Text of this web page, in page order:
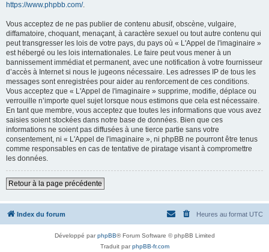
https://www.phpbb.com/.
Vous acceptez de ne pas publier de contenu abusif, obscène, vulgaire,
diffamatoire, choquant, menaçant, à caractère sexuel ou tout autre contenu qui
peut transgresser les lois de votre pays, du pays où « L'Appel de l'imaginaire »
est hébergé ou les lois internationales. Le faire peut vous mener à un
bannissement immédiat et permanent, avec une notification à votre fournisseur
d’accès à Internet si nous le jugeons nécessaire. Les adresses IP de tous les
messages sont enregistrées pour aider au renforcement de ces conditions.
Vous acceptez que « L'Appel de l'imaginaire » supprime, modifie, déplace ou
verrouille n’importe quel sujet lorsque nous estimons que cela est nécessaire.
En tant que membre, vous acceptez que toutes les informations que vous avez
saisies soient stockées dans notre base de données. Bien que ces
informations ne soient pas diffusées à une tierce partie sans votre
consentement, ni « L'Appel de l'imaginaire », ni phpBB ne pourront être tenus
comme responsables en cas de tentative de piratage visant à compromettre
les données.
Retour à la page précédente
Index du forum Heures au format UTC
Développé parphpBB® Forum Software © phpBB Limited
Traduit parphpBB-fr.com